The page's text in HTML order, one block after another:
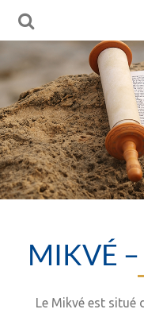
MIKVÉ
Le Mikvé est situé